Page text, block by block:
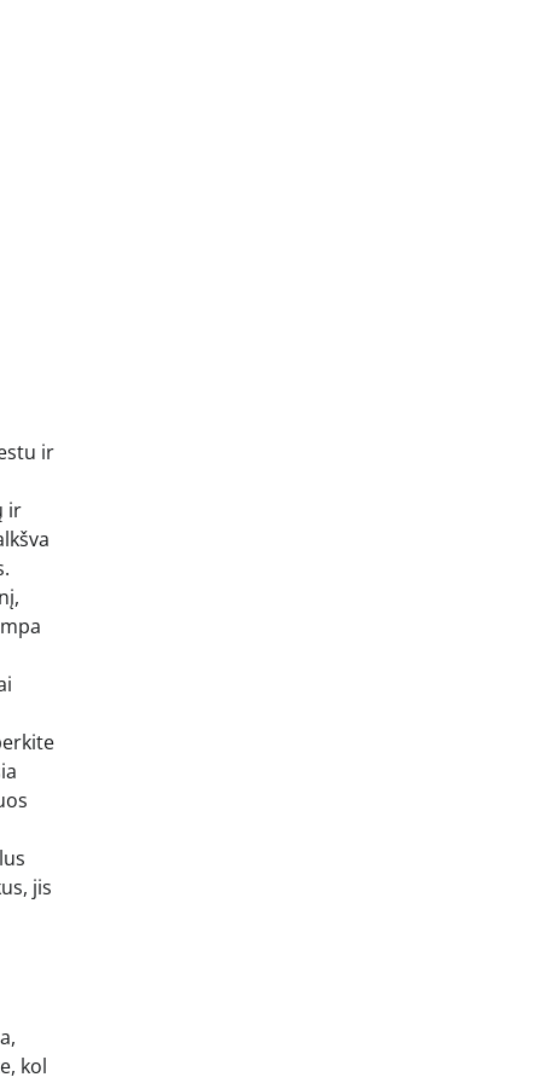
ir
ir
jis
kol